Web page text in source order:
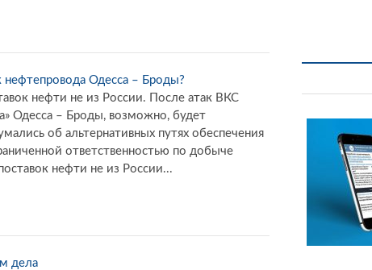
нефтепровода Одесса – Броды?
нефти не из России. После атак ВКС
Одесса – Броды, возможно, будет
об альтернативных путях обеспечения
ответственностью по добыче
нефти не из России...
дела